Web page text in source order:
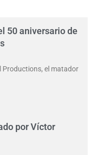
50 aniversario de
Productions, el matador
por Víctor